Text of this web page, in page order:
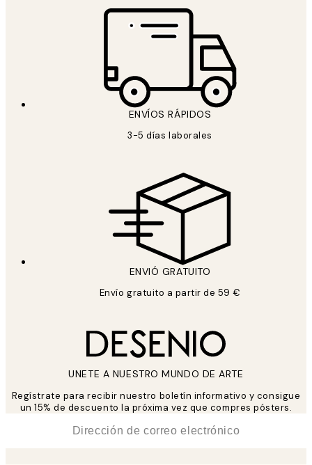
ENVÍOS RÁPIDOS
3-5 días laborales
ENVIÓ GRATUITO
Envío gratuito a partir de 59 €
UNETE A NUESTRO MUNDO DE ARTE
Regístrate para recibir nuestro boletín informativo y consigue
un 15% de descuento la próxima vez que compres pósters.